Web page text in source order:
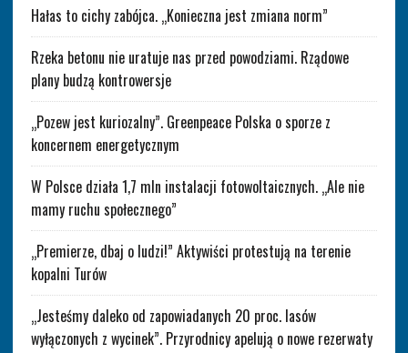
Hałas to cichy zabójca. „Konieczna jest zmiana norm”
Rzeka betonu nie uratuje nas przed powodziami. Rządowe
plany budzą kontrowersje
„Pozew jest kuriozalny”. Greenpeace Polska o sporze z
koncernem energetycznym
W Polsce działa 1,7 mln instalacji fotowoltaicznych. „Ale nie
mamy ruchu społecznego”
„Premierze, dbaj o ludzi!” Aktywiści protestują na terenie
kopalni Turów
„Jesteśmy daleko od zapowiadanych 20 proc. lasów
wyłączonych z wycinek”. Przyrodnicy apelują o nowe rezerwaty